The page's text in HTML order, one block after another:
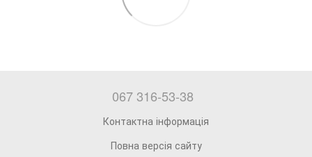
067 316-53-38
Контактна інформація
Повна версія сайту